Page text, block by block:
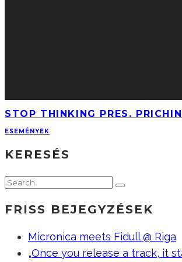
STOP THINKING PRES.
ESEMÉNYEK
KERESÉS
FRISS BEJEGYZÉSEK
Micronica meets Fidull @ Riga
„Once you release a track, it